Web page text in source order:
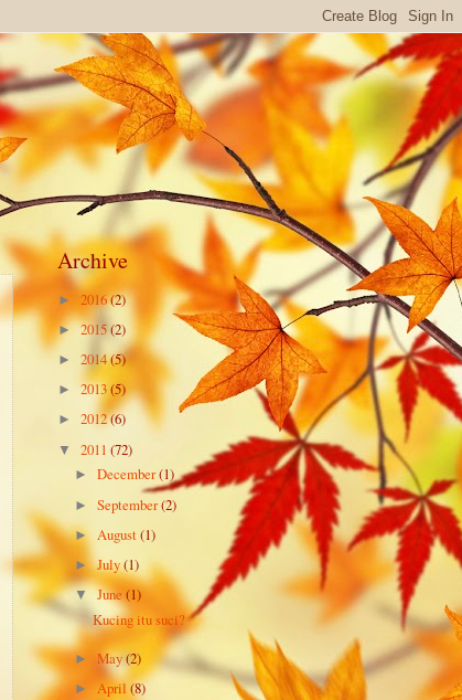
Archive
► 2016(2)
►2015(2)
► 2014(5)
► 2013(5)
► 2012(6)
▼ 2011 (72)
►December(1)
►September(2)
► August(1)
►July(1)
▼June(1)
Kucing itu suci?
►May(2)
►April(8)